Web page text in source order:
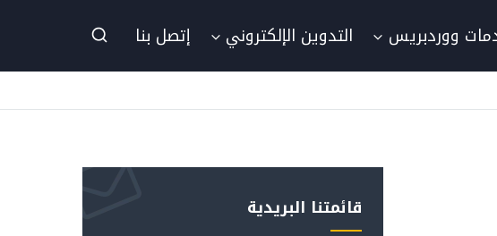
ووردبريس التدوين الإلكتروني إتصل بنا
قائمتنا البريدية